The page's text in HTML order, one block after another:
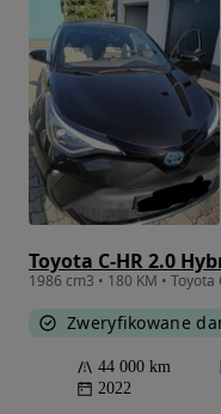
1986 cm3 • 180 KM •
Zweryfikowane
44 000 km
2022